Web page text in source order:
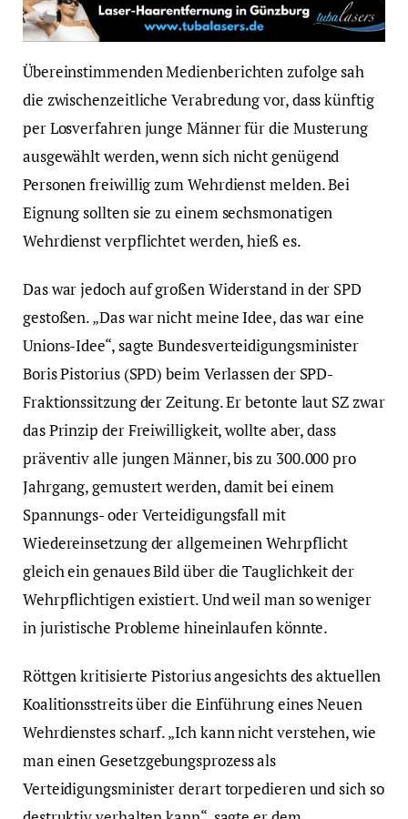
Übereinstimmenden Medienberichten zufolge sah
die zwischenzeitliche Verabredung vor, dass künftig
per Losverfahren junge Männer für die Musterung
ausgewählt werden, wenn sich nicht genügend
Personen freiwillig zum Wehrdienst melden. Bei
Eignung sollten sie zu einem sechsmonatigen
Wehrdienst verpflichtet werden, hieß es.
Das war jedoch auf großen Widerstand in der SPD
gestoßen. „Das war nicht meine Idee, das war eine
Unions-Idee“, sagte Bundesverteidigungsminister
Boris Pistorius (SPD) beim Verlassen der SPD-
Fraktionssitzung der Zeitung. Er betonte laut SZ zwar
das Prinzip der Freiwilligkeit, wollte aber, dass
präventiv alle jungen Männer, bis zu 300.000 pro
Jahrgang, gemustert werden, damit bei einem
Spannungs- oder Verteidigungsfall mit
Wiedereinsetzung der allgemeinen Wehrpflicht
gleich ein genaues Bild über die Tauglichkeit der
Wehrpflichtigen existiert. Und weil man so weniger
in juristische Probleme hineinlaufen könnte.
Röttgen kritisierte Pistorius angesichts des aktuellen
Koalitionsstreits über die Einführung eines Neuen
Wehrdienstes scharf. „Ich kann nicht verstehen, wie
man einen Gesetzgebungsprozess als
Verteidigungsminister derart torpedieren und sich so